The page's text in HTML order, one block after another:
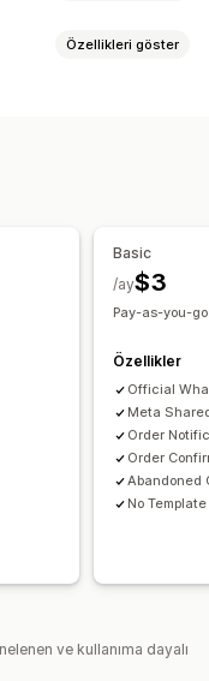
Özellikleri göster
Basic
$3
/ay
Pay-as-you-
Özellikler
Official
Meta
Order
Order
Abandoned
No
ve kullanıma dayalı